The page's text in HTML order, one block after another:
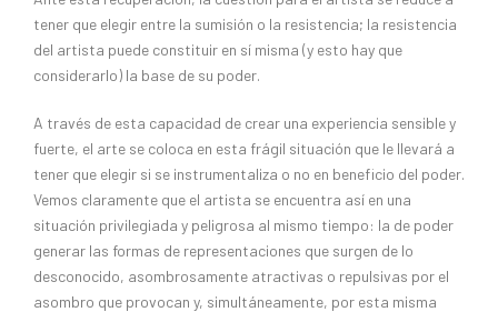
tener que elegir entre la sumisión o la resistencia; la resistencia
del artista puede constituir en sí misma (y esto hay que
considerarlo) la base de su poder.
A través de esta capacidad de crear una experiencia sensible y
fuerte, el arte se coloca en esta frágil situación que le llevará a
tener que elegir si se instrumentaliza o no en beneficio del poder.
Vemos claramente que el artista se encuentra así en una
situación privilegiada y peligrosa al mismo tiempo: la de poder
generar las formas de representaciones que surgen de lo
desconocido, asombrosamente atractivas o repulsivas por el
asombro que provocan y, simultáneamente, por esta misma